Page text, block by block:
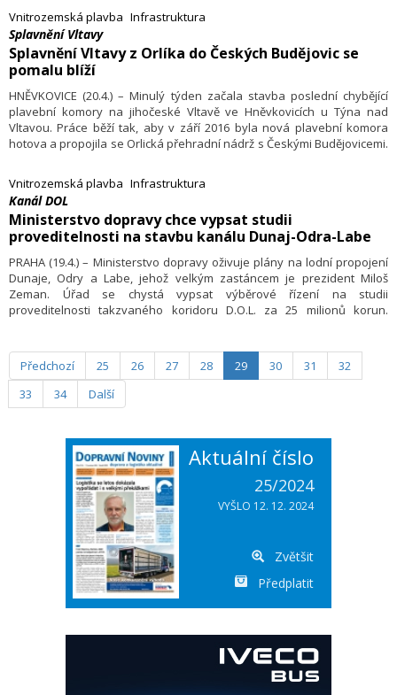
areál v dalších letech rekonstruovat.
Vnitrozemská plavba Infrastruktura
Splavnění Vltavy
Splavnění Vltavy z Orlíka do Českých Budějovic se
pomalu blíží
HNĚVKOVICE (20.4.) – Minulý týden začala stavba poslední chybějící
plavební komory na jihočeské Vltavě ve Hněvkovicích u Týna nad
Vltavou. Práce běží tak, aby v září 2016 byla nová plavební komora
hotova a propojila se Orlická přehradní nádrž s Českými Budějovicemi.
plavební komoře na přehradě Hněvkovice.
Vnitrozemská plavba Infrastruktura
Kanál DOL
Ministerstvo dopravy chce vypsat studii
proveditelnosti na stavbu kanálu Dunaj-Odra-Labe
PRAHA (19.4.) – Ministerstvo dopravy oživuje plány na lodní propojení
Dunaje, Odry a Labe, jehož velkým zastáncem je prezident Miloš
Zeman. Úřad se chystá vypsat výběrové řízení na studii
proveditelnosti takzvaného koridoru D.O.L. za 25 milionů korun.
Předchozí 25 26 27 28 29 30 31
32
33
34 Další
Aktuální číslo
25/2024
VYŠLO 12. 12. 2024
Zvětšit
Předplatit